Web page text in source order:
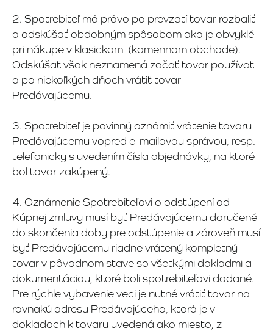
2. Spotrebiteľ má právo po prevzatí tovar rozbaliť
a odskúšať obdobným spôsobom ako je obvyklé
pri nákupe v klasickom (kamennom obchode).
Odskúšať však neznamená začať tovar používať
a po niekoľkých dňoch vrátiť tovar
Predávajúcemu.
3. Spotrebiteľ je povinný oznámiť vrátenie tovaru
Predávajúcemu vopred e-mailovou správou, resp.
telefonicky s uvedením čísla objednávky, na ktoré
bol tovar zakúpený.
4. Oznámenie Spotrebiteľovi o odstúpení od
Kúpnej zmluvy musí byť Predávajúcemu doručené
do skončenia doby pre odstúpenie a zároveň musí
byť Predávajúcemu riadne vrátený kompletný
tovar v pôvodnom stave so všetkými dokladmi a
dokumentáciou, ktoré boli spotrebiteľovi dodané.
Pre rýchle vybavenie veci je nutné vrátiť tovar na
rovnakú adresu Predávajúceho, ktorá je v
dokladoch k tovaru uvedená ako miesto, z